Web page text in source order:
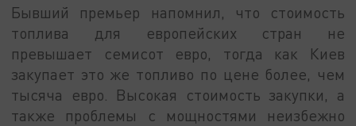
Бывший премьер напомнил, что стоимость
топлива для европейских стран не
превышает семисот евро, тогда как Киев
закупает это же топливо по цене более, чем
тысяча евро. Высокая стоимость закупки, а
также проблемы с мощностями неизбежно